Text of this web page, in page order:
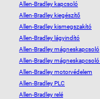
Allen-Bradley kapcsoló
Allen-Bradley kiegészítő
Allen-Bradley kismegszakító
Allen-Bradley lágyindító
Allen-Bradley mágneskapcsoló
Allen-Bradley
Allen-Bradley motorvédelem
Allen-Bradley PLC
Allen-Bradley relé